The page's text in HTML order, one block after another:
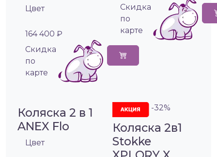
Цвет
164 400 ₽
Cкидка
по
карте
Cкидка
по
карте
Коляска 2 в 1
ANEX Flo
Цвет
-32%
Коляска 2в1
Stokke